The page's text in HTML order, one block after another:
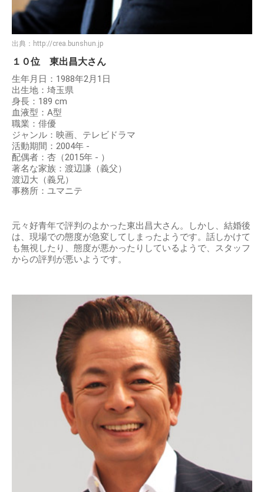
出典： http://crea.bunshun.jp
１０位 東出昌大さん
生年月日：1988年2月1日
出生地：埼玉県
身長：189 cm
血液型：A型
職業：俳優
ジャンル：映画、テレビドラマ
活動期間：2004年 -
配偶者：杏（2015年 - ）
著名な家族：渡辺謙（義父）
渡辺大（義兄）
事務所：ユマニテ
元々好青年で評判のよかった東出昌大さん。しかし、結婚後
は、現場での態度が急変してしまったようです。話しかけて
も無視したり、態度が悪かったりしているようで、スタッフ
からの評判が悪いようです。